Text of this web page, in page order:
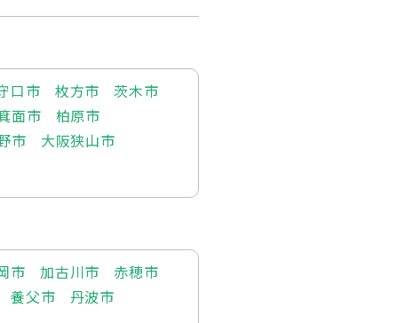
口市 枚方市
茨木市
面市
柏原市
市
大阪狭山市
市 加古川市
赤穂市
養父市
丹波市